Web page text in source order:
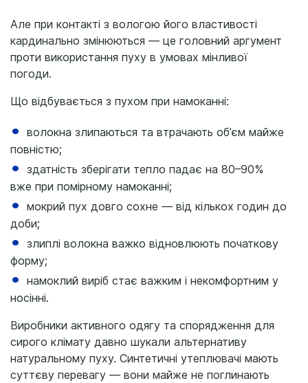
Але при контакті з вологою його властивості
кардинально змінюються — це головний аргумент
проти використання пуху в умовах мінливої
погоди.
Що відбувається з пухом при намоканні:
волокна злипаються та втрачають об’єм майже
повністю;
здатність зберігати тепло падає на 80–90%
вже при помірному намоканні;
мокрий пух довго сохне — від кількох годин до
доби;
злиплі волокна важко відновлюють початкову
форму;
намоклий виріб стає важким і некомфортним у
носінні.
Виробники активного одягу та спорядження для
сирого клімату давно шукали альтернативу
натуральному пуху. Синтетичні утеплювачі мають
суттєву перевагу — вони майже не поглинають